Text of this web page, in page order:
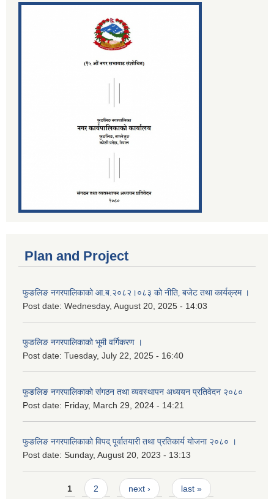
Plan and Project
फुङलिङ नगरपालिकाको आ.ब.२०८२।०८३ को नीति‚ बजेट तथा कार्यक्रम ।
Post date: Wednesday, August 20, 2025 - 14:03
फुङलिङ नगरपालिकाको भूमी वर्गिकरण ।
Post date: Tuesday, July 22, 2025 - 16:40
फुङलिङ नगरपालिकाको संगठन तथा व्यवस्थापन अध्ययन प्रतिवेदन २०८०
Post date: Friday, March 29, 2024 - 14:21
फुङलिङ नगरपालिकाको विपद् पूर्वातयारी तथा प्रतिकार्य योजना २०८० ।
Post date: Sunday, August 20, 2023 - 13:13
Pages1 2 next › last »